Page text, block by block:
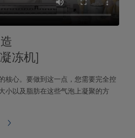
冻机]
核心。要做到这一点，您需要完全控
小以及脂肪在这些气泡上凝聚的方